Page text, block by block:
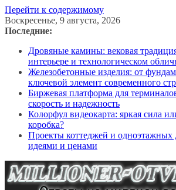
Перейти к содержимому
Воскресенье, 9 августа, 2026
Последние:
Дровяные камины: вековая
интерьере и технологическом
Железобетонные изделия: от
ключевой элемент современного
Биржевая платформа для
скорость и надежность
Колорфул видеокарта: яркая сила
коробка?
Проекты коттеджей и
идеями и ценами